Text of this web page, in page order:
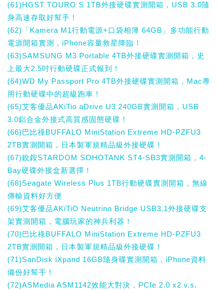
(61)HGST TOURO S 1TB外接硬碟實測開箱，USB 3.0隨
身高速存取好幫手！
(62)「Kamera M1行動電源+口袋相簿 64GB」多功能行動
電源開箱實測，iPhone容量救星降臨！
(63)SAMSUNG M3 Portable 4TB外接硬碟實測開箱，史
上最大2.5吋行動硬碟正式報到！
(64)WD My Passport Pro 4TB外接硬碟實測開箱，Mac專
用行動硬碟中的超級跑車！
(65)艾客優品AKiTio aDrive U3 240GB實測開箱，USB
3.0鋁合金外接式高質感固態硬碟！
(66)巴比祿BUFFALO MiniStation Extreme HD-PZFU3
2TB實測開箱，日本製軍規精品級外接硬碟！
(67)銳銨STARDOM SOHOTANK ST4-SB3實測開箱，4-
Bay硬碟外接盒新選擇！
(68)Seagate Wireless Plus 1TB行動硬碟實測開箱，無線
傳輸資料好方便
(69)艾客優品AKiTiO Neutrino Bridge USB3.1外接硬碟支
架實測開箱，電腦玩家的神兵利器！
(70)巴比祿BUFFALO MiniStation Extreme HD-PZFU3
2TB實測開箱，日本製軍規精品級外接硬碟！
(71)SanDisk iXpand 16GB隨身碟實測開箱，iPhone資料
備份好幫手！
(72)ASMedia ASM1142效能大對決，PCIe 2.0 x2 v.s.